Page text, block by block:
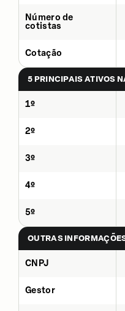
Número de
cotistas
Cotação
5 PRINCIPAIS ATIVOS
1º
2º
3º
4º
5º
OUTRAS
CNPJ
Gestor